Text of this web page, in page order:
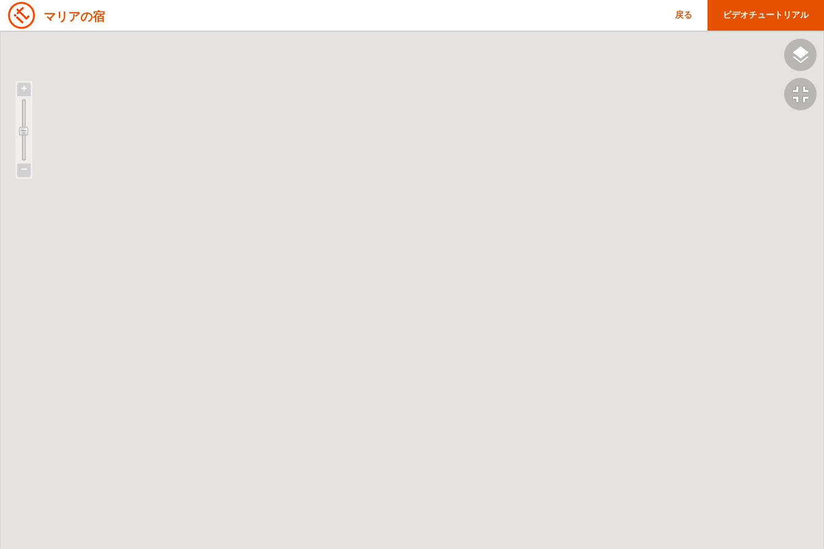
マリアの宿 ビデオチュートリアル
戻る
+
−
fullscreen_exit